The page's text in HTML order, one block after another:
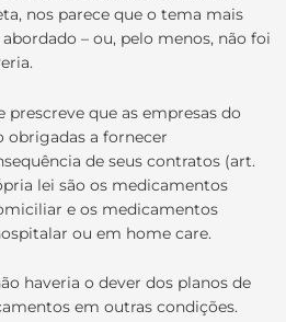
nos parece que o tema mais
– ou, pelo menos, não foi
prescreve que as empresas do
obrigadas a fornecer
de seus contratos (art.
lei são os medicamentos
e os medicamentos
ou em home care.
haveria o dever dos planos de
em outras condições.